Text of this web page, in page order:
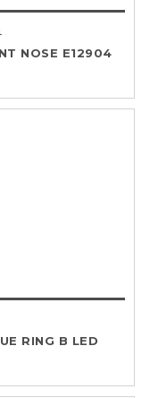
NOSE E12904
RING B LED